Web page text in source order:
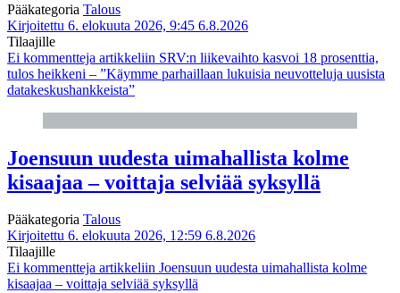
Pääkategoria Talous
Kirjoitettu 6. elokuuta 2026, 9:45 6.8.2026
Tilaajille
Ei kommentteja artikkeliin SRV:n liikevaihto kasvoi 18 prosenttia,
tulos heikkeni – ”Käymme parhaillaan lukuisia neuvotteluja uusista
datakeskushankkeista”
Joensuun uudesta uimahallista kolme
kisaajaa – voittaja selviää syksyllä
Pääkategoria Talous
Kirjoitettu 6. elokuuta 2026, 12:59 6.8.2026
Tilaajille
Ei kommentteja artikkeliin Joensuun uudesta uimahallista kolme
kisaajaa – voittaja selviää syksyllä